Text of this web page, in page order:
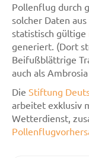
Pollenflug durch
solcher Daten
statistisch gültige
generiert. (Dort
Beifußblättrige
auch als
Die Stiftung
arbeitet exklusiv
Wetterdienst,